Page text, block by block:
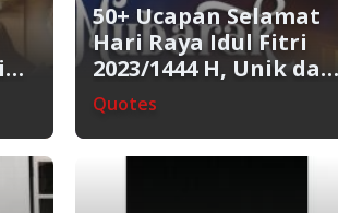
50+ Ucapan Selamat
Hari Raya Idul Fitri
2023/1444 H, Unik dan
Menyentuh Hati!
Quotes